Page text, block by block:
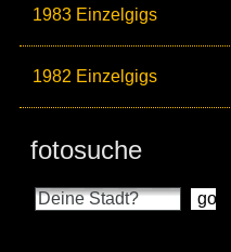
1983 Einzelgigs
1982 Einzelgigs
fotosuche